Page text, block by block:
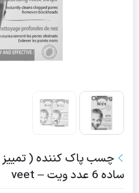
چسب پاک کننده ( تمییز
ساده 6 عدد ویت – veet